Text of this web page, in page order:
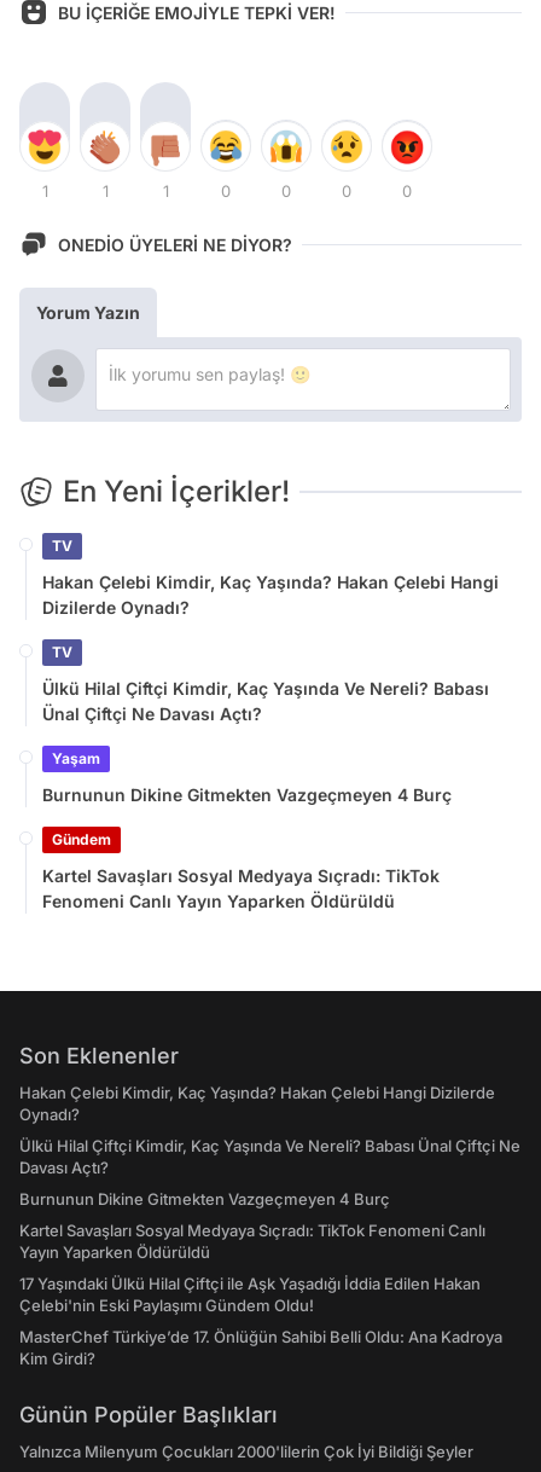
BU İÇERİĞE EMOJİYLE TEPKİ VER!
1 1 1 0 0 0 0
ONEDİO ÜYELERİ NE DİYOR?
Yorum Yazın
En Yeni İçerikler!
TV
Hakan Çelebi Kimdir, Kaç Yaşında? Hakan Çelebi Hangi
Dizilerde Oynadı?
TV
Ülkü Hilal Çiftçi Kimdir, Kaç Yaşında Ve Nereli? Babası
Ünal Çiftçi Ne Davası Açtı?
Yaşam
Burnunun Dikine Gitmekten Vazgeçmeyen 4 Burç
Gündem
Kartel Savaşları Sosyal Medyaya Sıçradı: TikTok
Fenomeni Canlı Yayın Yaparken Öldürüldü
Son Eklenenler
Hakan Çelebi Kimdir, Kaç Yaşında? Hakan Çelebi Hangi Dizilerde
Oynadı?
Ülkü Hilal Çiftçi Kimdir, Kaç Yaşında Ve Nereli? Babası Ünal Çiftçi Ne
Davası Açtı?
Burnunun Dikine Gitmekten Vazgeçmeyen 4 Burç
Kartel Savaşları Sosyal Medyaya Sıçradı: TikTok Fenomeni Canlı
Yayın Yaparken Öldürüldü
17 Yaşındaki Ülkü Hilal Çiftçi ile Aşk Yaşadığı İddia Edilen Hakan
Çelebi'nin Eski Paylaşımı Gündem Oldu!
MasterChef Türkiye’de 17. Önlüğün Sahibi Belli Oldu: Ana Kadroya
Kim Girdi?
Günün Popüler Başlıkları
Yalnızca Milenyum Çocukları 2000'lilerin Çok İyi Bildiği Şeyler